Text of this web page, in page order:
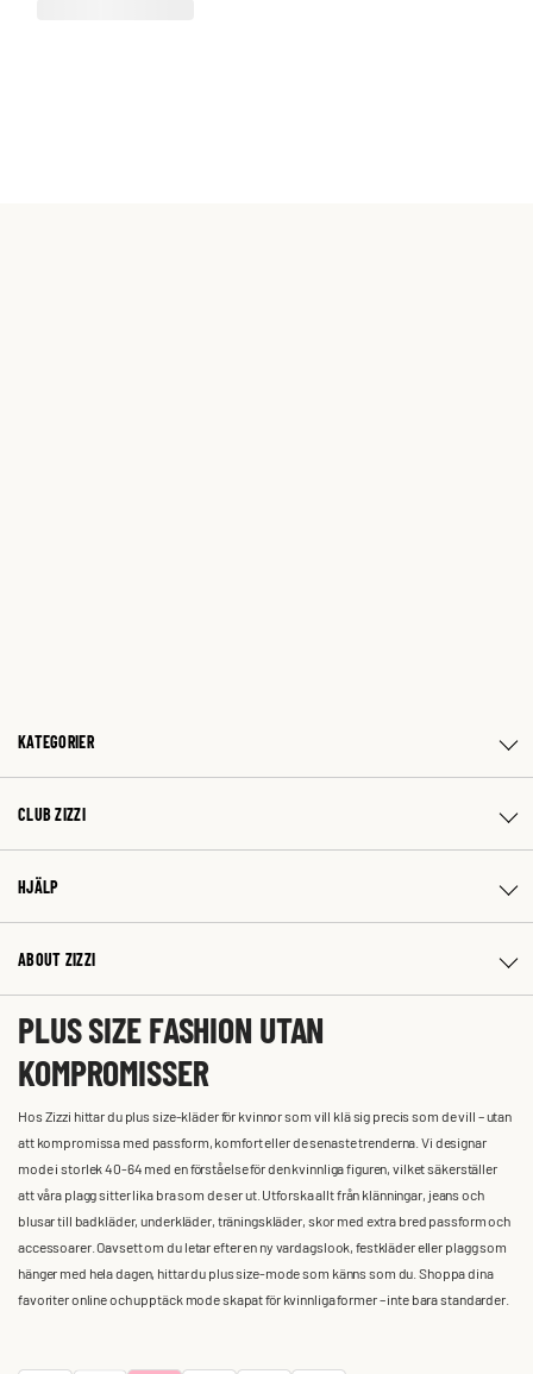
KATEGORIER
CLUB ZIZZI
HJÄLP
ABOUT ZIZZI
PLUS SIZE FASHION UTAN
KOMPROMISSER
Hos Zizzi hittar du plus size-kläder för kvinnor som vill klä sig precis som de vill – utan
att kompromissa med passform, komfort eller de senaste trenderna. Vi designar
mode i storlek 40-64 med en förståelse för den kvinnliga figuren, vilket säkerställer
att våra plagg sitter lika bra som de ser ut. Utforska allt från klänningar, jeans och
blusar till badkläder, underkläder, träningskläder, skor med extra bred passform och
accessoarer. Oavsett om du letar efter en ny vardagslook, festkläder eller plagg som
hänger med hela dagen, hittar du plus size-mode som känns som du. Shoppa dina
favoriter online och upptäck mode skapat för kvinnliga former – inte bara standarder.